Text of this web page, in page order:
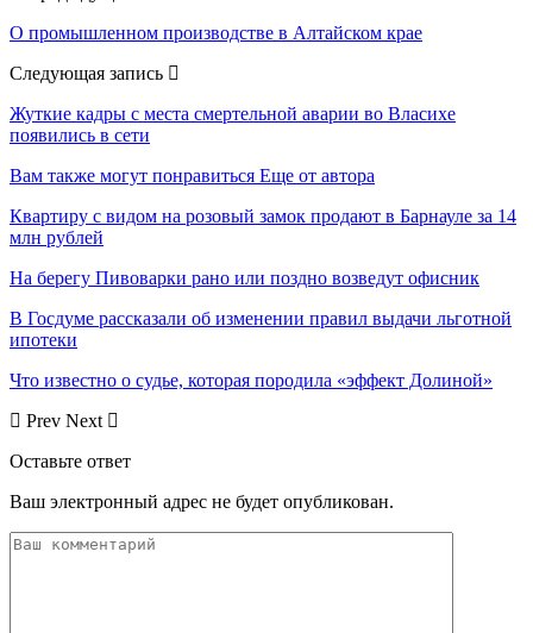
О промышленном производстве в Алтайском крае
Следующая запись
Жуткие кадры с места смертельной аварии во Власихе
появились в сети
Вам также могут понравиться Еще от автора
Квартиру с видом на розовый замок продают в Барнауле за 14
млн рублей
На берегу Пивоварки рано или поздно возведут офисник
В Госдуме рассказали об изменении правил выдачи льготной
ипотеки
Что известно о судье, которая породила «эффект Долиной»
Prev Next
Оставьте ответ
Ваш электронный адрес не будет опубликован.